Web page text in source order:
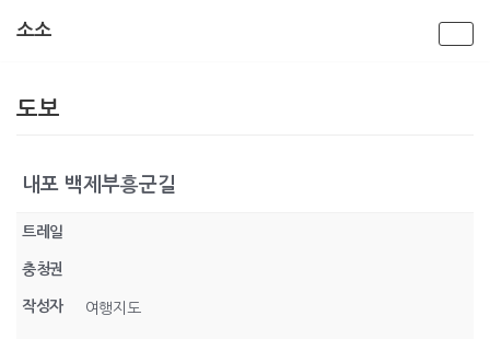
츠
너
기
소소
도보
내포 백제부흥군길
트레일
충청권
작성자 여행지도